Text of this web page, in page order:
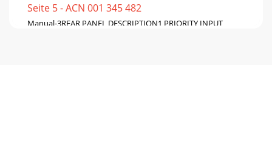
Seite 5 - ACN 001 345 482
Manual-3REAR PANEL DESCRIPTION1 PRIORITY INPUT